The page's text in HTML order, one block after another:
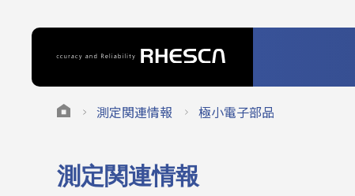
測定関連情報 極小電子部品
測定関連情報